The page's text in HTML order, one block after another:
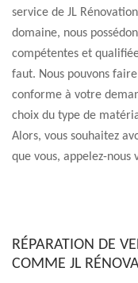
service de JL
domaine, nous
compétentes et
faut. Nous pouvons
conforme à votre
choix du type de
Alors, vous souhaitez
que vous, appelez-nous
RÉPARATION DE
COMME JL